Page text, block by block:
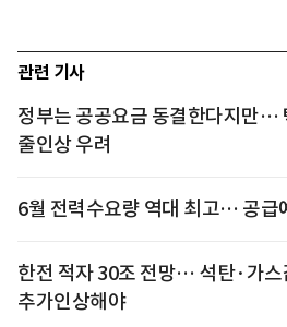
관련 기사
정부는 공공요금 동결한다지만…
줄인상 우려
6월 전력수요량 역대 최고… 공급
한전 적자 30조 전망… 석탄·가스
추가인상해야